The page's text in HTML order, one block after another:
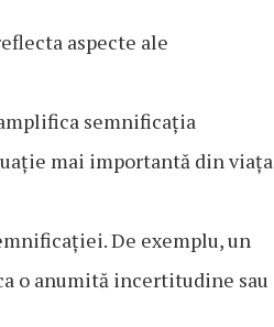
aspecte ale
semnificația
mai importantă din viața
De exemplu, un
o anumită incertitudine sau